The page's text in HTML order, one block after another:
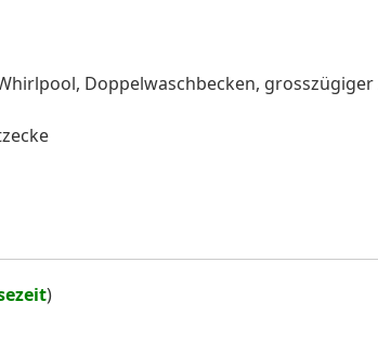
Doppelwaschbecken,
)